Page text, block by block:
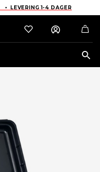
LEVERING 1-4 DAGER